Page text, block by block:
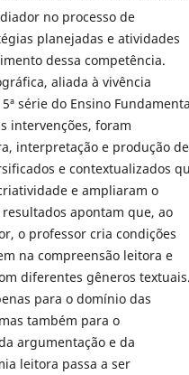
no processo de
planejadas e atividades
dessa competência.
aliada à vivência
série do Ensino
intervenções, foram
interpretação e produção de
e contextualizados
e ampliaram o
resultados apontam que, ao
o professor cria condições
na compreensão leitora e
diferentes gêneros textuais.
para o domínio das
também para o
argumentação e da
leitora passa a ser